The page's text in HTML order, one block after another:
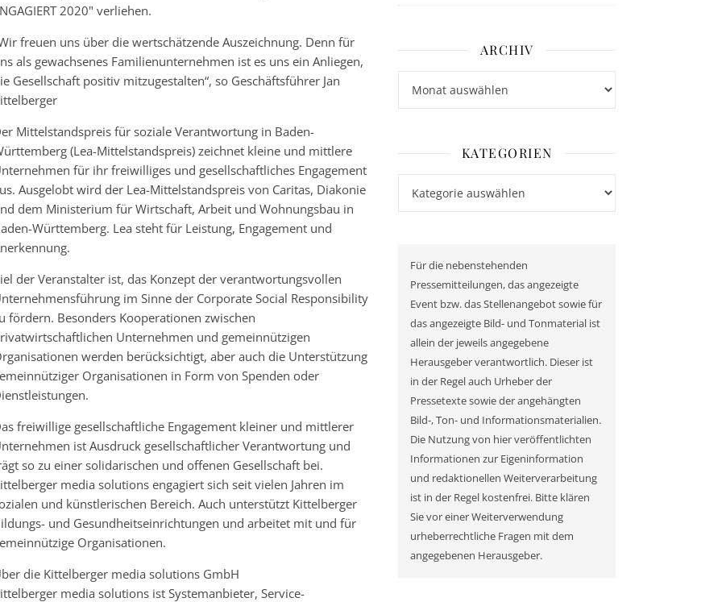
2020" verliehen.
freuen uns über die wertschätzende Auszeichnung. Denn für
als gewachsenes Familienunternehmen ist es uns ein Anliegen,
Gesellschaft positiv mitzugestalten“, so Geschäftsführer Jan
Mittelstandspreis für soziale Verantwortung in Baden-
(Lea-Mittelstandspreis) zeichnet kleine und mittlere
für ihr freiwilliges und gesellschaftliches Engagement
Ausgelobt wird der Lea-Mittelstandspreis von Caritas, Diakonie
dem Ministerium für Wirtschaft, Arbeit und Wohnungsbau in
Württemberg. Lea steht für Leistung, Engagement und
der Veranstalter ist, das Konzept der verantwortungsvollen
im Sinne der Corporate Social Responsibility
fördern. Besonders Kooperationen zwischen
Unternehmen und gemeinnützigen
werden berücksichtigt, aber auch die Unterstützung
Organisationen in Form von Spenden oder
freiwillige gesellschaftliche Engagement kleiner und mittlerer
ist Ausdruck gesellschaftlicher Verantwortung und
so zu einer solidarischen und offenen Gesellschaft bei.
media solutions engagiert sich seit vielen Jahren im
und künstlerischen Bereich. Auch unterstützt Kittelberger
und Gesundheitseinrichtungen und arbeitet mit und für
Organisationen.
die Kittelberger media solutions GmbH
media solutions ist Systemanbieter, Service-
ARCHIV
KATEGORIEN
Für die nebenstehenden
Pressemitteilungen, das angezeigte
Event bzw. das Stellenangebot sowie für
das angezeigte Bild- und Tonmaterial ist
allein der jeweils angegebene
Herausgeber verantwortlich. Dieser ist
in der Regel auch Urheber der
Pressetexte sowie der angehängten
Bild-, Ton- und Informationsmaterialien.
Die Nutzung von hier veröffentlichten
Informationen zur Eigeninformation
und redaktionellen Weiterverarbeitung
ist in der Regel kostenfrei. Bitte klären
Sie vor einer Weiterverwendung
urheberrechtliche Fragen mit dem
angegebenen Herausgeber.